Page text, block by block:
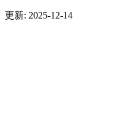
更新: 2025-12-14